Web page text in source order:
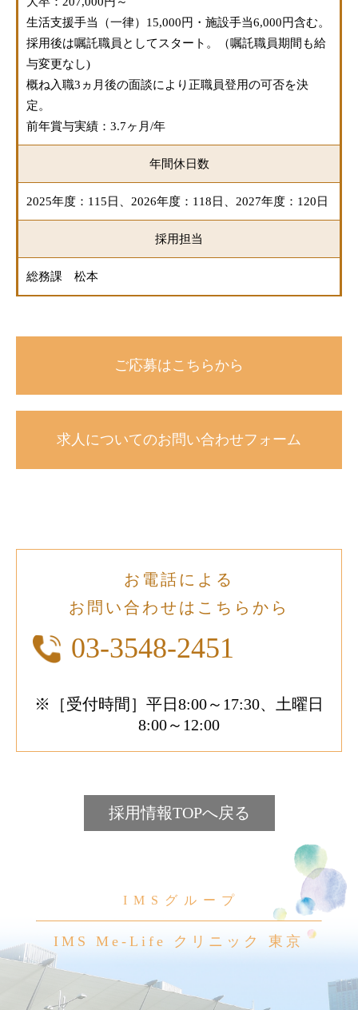
生活支援手当（一律）15,000円・施設手当6,000円含む。
採用後は嘱託職員としてスタート。（嘱託職員期間も給
与変更なし)
概ね入職3ヵ月後の面談により正職員登用の可否を決
定。
前年賞与実績：3.7ヶ月/年
年間休日数
2025年度：115日、2026年度：118日、2027年度：120日
採用担当
総務課 松本
ご応募はこちらから
求人についてのお問い合わせフォーム
お電話による
お問い合わせはこちらから
03-3548-2451
※［受付時間］平日8:00～17:30、土曜日
8:00～12:00
採用情報TOPへ戻る
IMSグループ
IMS Me-Life クリニック 東京